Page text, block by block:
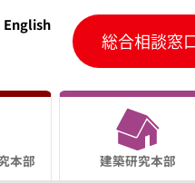
English
総合相談窓
本部 建築研究本部